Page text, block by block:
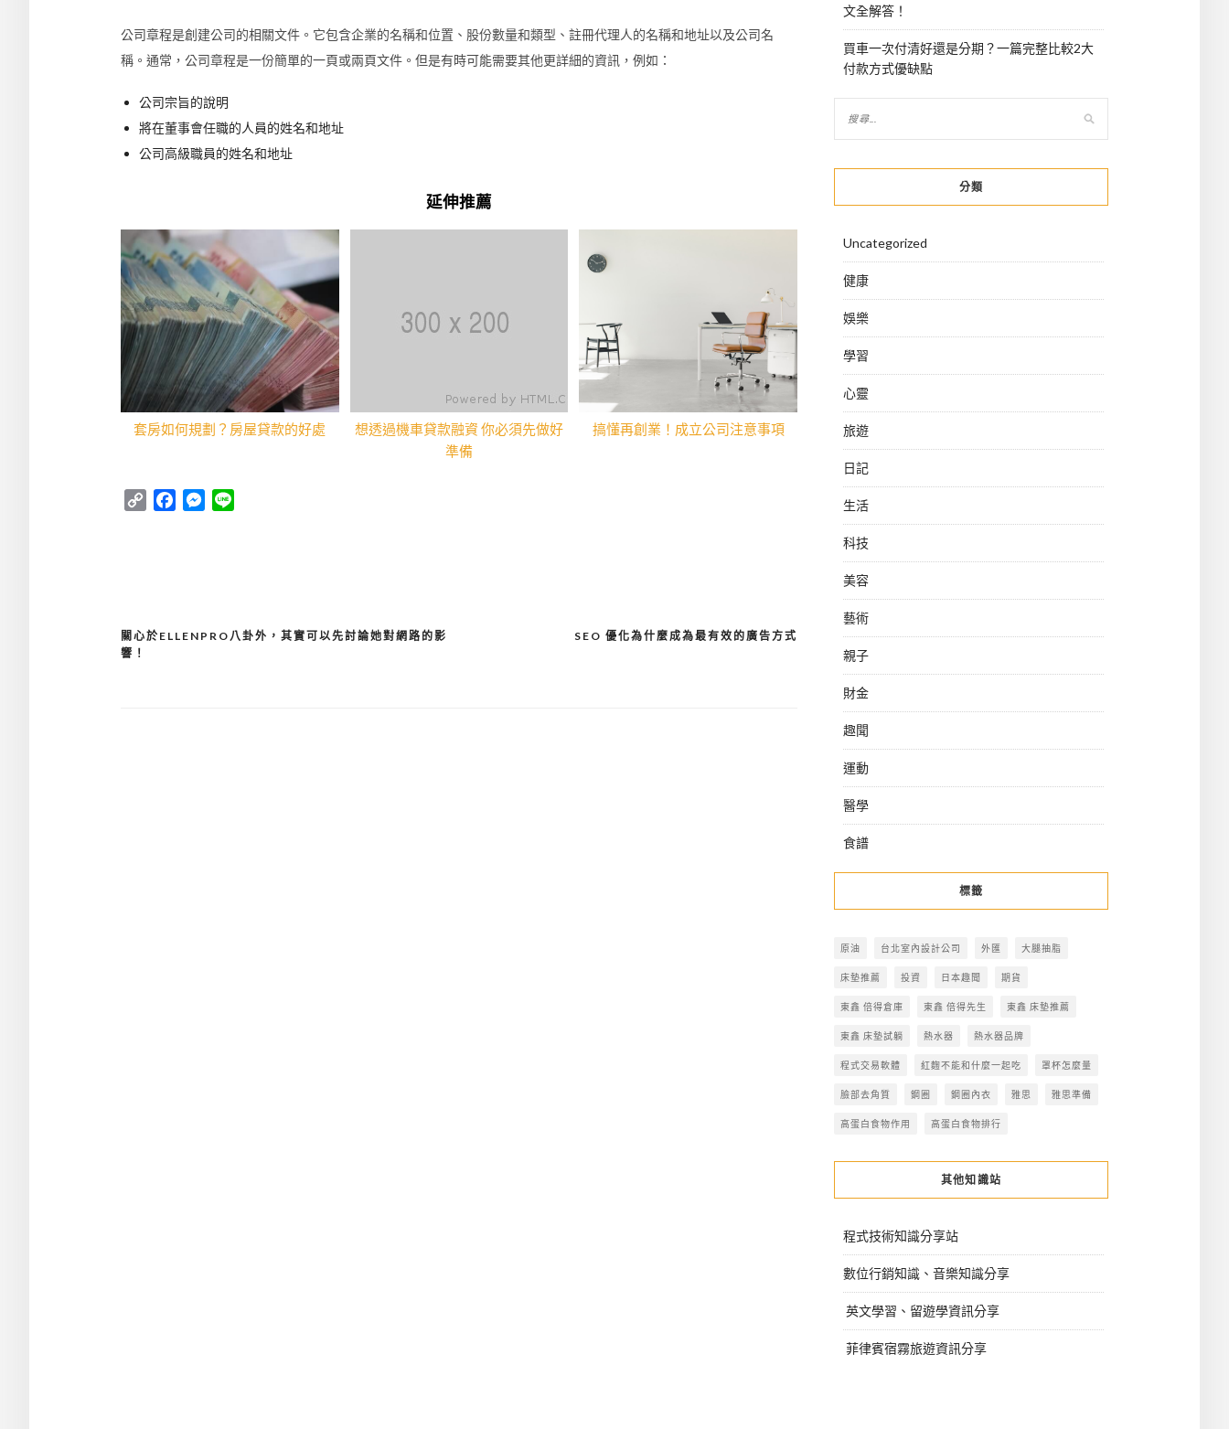
公司章程是創建公司的相關文件。它包含企業的名稱和位置、股份數量和類型、註冊代理人的名稱和地址以及公司名
稱。通常，公司章程是一份簡單的一頁或兩頁文件。但是有時可能需要其他更詳細的資訊，例如：
公司宗旨的說明
將在董事會任職的人員的姓名和地址
公司高級職員的姓名和地址
延伸推薦
套房如何規劃？房屋貸款的好處
想透過機車貸款融資 你必須先做好
準備
搞懂再創業！成立公司注意事項
Copy
FacebookMessenger
文
SEO 優化為什麼成為最有效的廣告方式
關心於ELLENPRO八卦外，其實可以先討論她對網路的影
響！
文全解答！
買車一次付清好還是分期？一篇完整比較2大
付款方式優缺點
分類
Uncategorized
健康
娛樂
學習
心靈
旅遊
日記
生活
科技
美容
藝術
親子
財金
趣聞
運動
醫學
食譜
標籤
原油 台北室內設計公司 外匯 大腿抽脂
床墊推薦 投資 日本趣聞 期貨
東鑫 倍得倉庫 東鑫 倍得先生 東鑫 床墊推薦
東鑫 床墊試躺 熱水器 熱水器品牌
程式交易軟體 紅麴不能和什麼一起吃 罩杯怎麼量
臉部去角質 鋼圈 鋼圈內衣 雅思 雅思準備
高蛋白食物作用 高蛋白食物排行
其他知識站
程式技術知識分享站
數位行銷知識、音樂知識分享
英文學習、留遊學資訊分享
菲律賓宿霧旅遊資訊分享